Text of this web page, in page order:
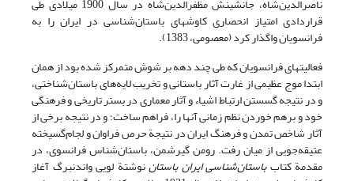
ناصرالدین‌شاه، جانشینش مظفرالدین‌شاه در سال 1900 میلادی طی
قراردادی امتیاز انحصاری کاوشهای باستان‌شناسی در ایران را به
فرانسویان واگذار کرد (معصومی، 1383).
فعالیتهای فرانسویان که طی چند دهه بر شوش متمرکز شده بود از همان
ابتدا موج عظیمی از غارت آثار باستانی و تخریب لایه‌های باستان‌شناختی،
و در نتیجه گسستن ارتباط اشیاء و آثار معماری در بستر تاریخی و فرهنگی
خود و برهم خوردن نظم زمانی آنها را، فراهم ساخت؛ و در نتیجه برخی از
آثار شاخص تمدن و فرهنگ ایران در نتیجة حرص فراوان و لجام‌گسیخته
عتیقه‌جویی از میان رفت. رومن گیرشمن، باستان‌شناس فرانسوی، در
مقدمة کتابباستان‌شناسی ایران باستاننوشتة لویی واندنبرگ آغاز